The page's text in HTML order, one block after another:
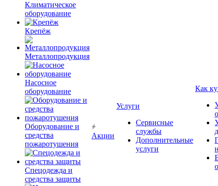
Климатическое
оборудование
Крепёж
Металлопродукция
Насосное
оборудование
Оборудование и
средства
пожаротушения
Спецодежда и
средства защиты
Акции
Услуги
Сервисные
службы
Дополнительные
услуги
Как